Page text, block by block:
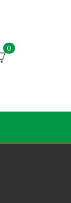
0